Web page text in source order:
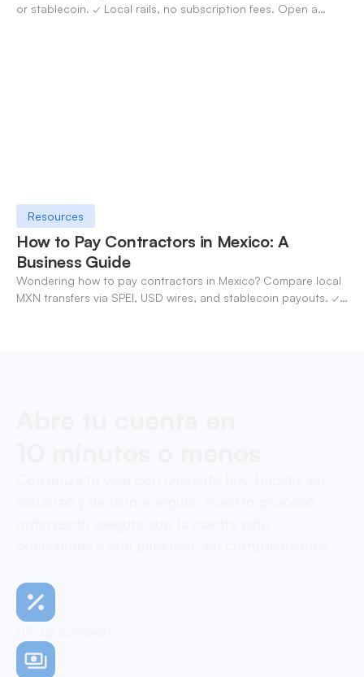
or stablecoin. ✓ Local rails, no subscription fees. Open a
Resources
How to Pay Contractors in Mexico: A
Business Guide
Wondering how to pay contractors in Mexico? Compare local
MXN transfers via SPEI, USD wires, and stablecoin payouts. ✓